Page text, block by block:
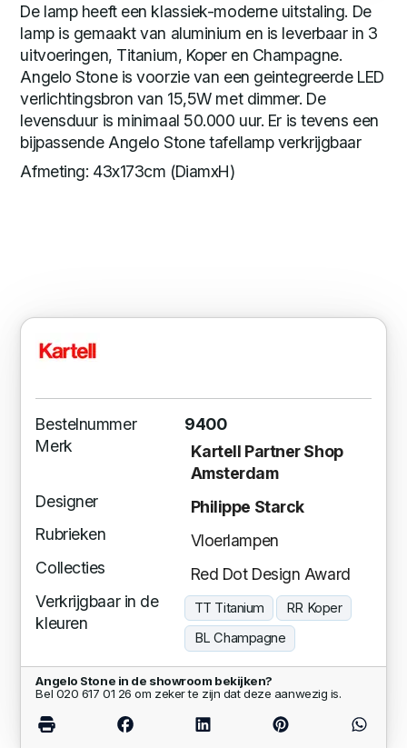
De lamp heeft een klassiek-moderne uitstaling. De
lamp is gemaakt van aluminium en is leverbaar in 3
uitvoeringen, Titanium, Koper en Champagne.
Angelo Stone is voorzie van een geintegreerde LED
verlichtingsbron van 15,5W met dimmer. De
levensduur is minimaal 50.000 uur. Er is tevens een
bijpassende Angelo Stone tafellamp verkrijgbaar
Afmeting: 43x173cm (DiamxH)
Bestelnummer
9400
Merk
Kartell Partner Shop
Amsterdam
Designer
Philippe Starck
Rubrieken
Vloerlampen
Collecties
Red Dot Design Award
Verkrijgbaar in de
kleuren
TT Titanium
RR Koper
BL Champagne
Angelo Stone in de showroom bekijken?
Bel 020 617 01 26 om zeker te zijn dat deze aanwezig is.